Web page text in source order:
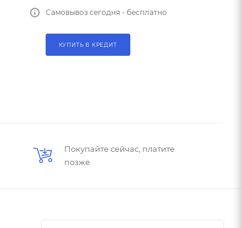
Самовывоз сегодня - бесплатно
КУПИТЬ В КРЕДИТ
Покупайте сейчас, платите
позже